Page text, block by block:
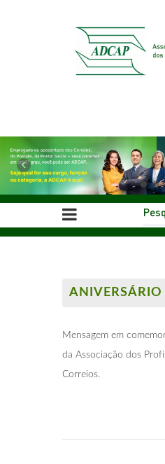
Previous
Mensagem em
da Associação dos
Correios.